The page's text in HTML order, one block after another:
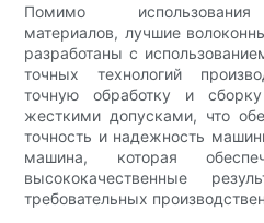
Помимо использования
материалов, лучшие
разработаны с
точных технологий
точную обработку и
жесткими допусками, что
точность и надежность
машина, которая
высококачественные
требовательных